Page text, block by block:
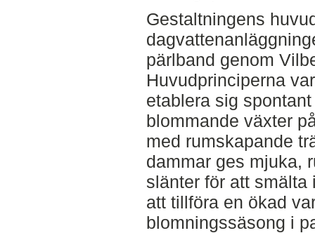
Gestaltningens
pärlband genom
Huvudprinciperna
etablera sig
blommande växter
med rumskapande
dammar ges mjuka,
slänter för att
att tillföra en ökad
blomningssäsong i